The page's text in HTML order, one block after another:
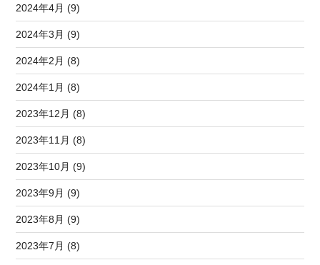
2024年4月 (9)
2024年3月 (9)
2024年2月 (8)
2024年1月 (8)
2023年12月 (8)
2023年11月 (8)
2023年10月 (9)
2023年9月 (9)
2023年8月 (9)
2023年7月 (8)